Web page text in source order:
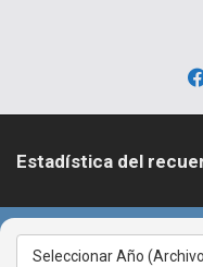
Estadística del